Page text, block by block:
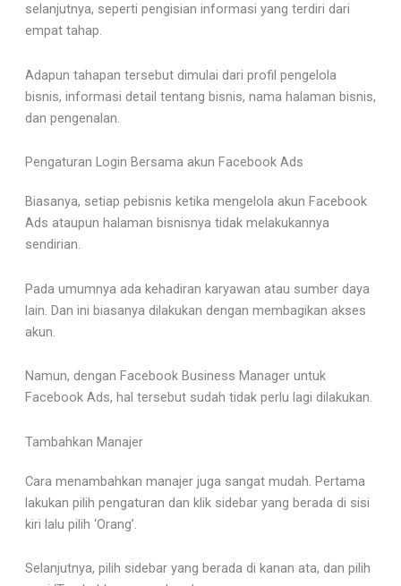
selanjutnya, seperti pengisian informasi yang terdiri dari
empat tahap.
Adapun tahapan tersebut dimulai dari profil pengelola
bisnis, informasi detail tentang bisnis, nama halaman bisnis,
dan pengenalan.
Pengaturan Login Bersama akun Facebook Ads
Biasanya, setiap pebisnis ketika mengelola akun Facebook
Ads ataupun halaman bisnisnya tidak melakukannya
sendirian.
Pada umumnya ada kehadiran karyawan atau sumber daya
lain. Dan ini biasanya dilakukan dengan membagikan akses
akun.
Namun, dengan Facebook Business Manager untuk
Facebook Ads, hal tersebut sudah tidak perlu lagi dilakukan.
Tambahkan Manajer
Cara menambahkan manajer juga sangat mudah. Pertama
lakukan pilih pengaturan dan klik sidebar yang berada di sisi
kiri lalu pilih ‘Orang’.
Selanjutnya, pilih sidebar yang berada di kanan ata, dan pilih